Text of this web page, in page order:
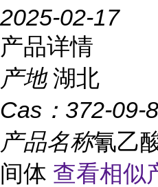
2025-02-17
产品详情
产地 湖北
Cas： 372-09-8
产品名称氰乙
间体 查看相似